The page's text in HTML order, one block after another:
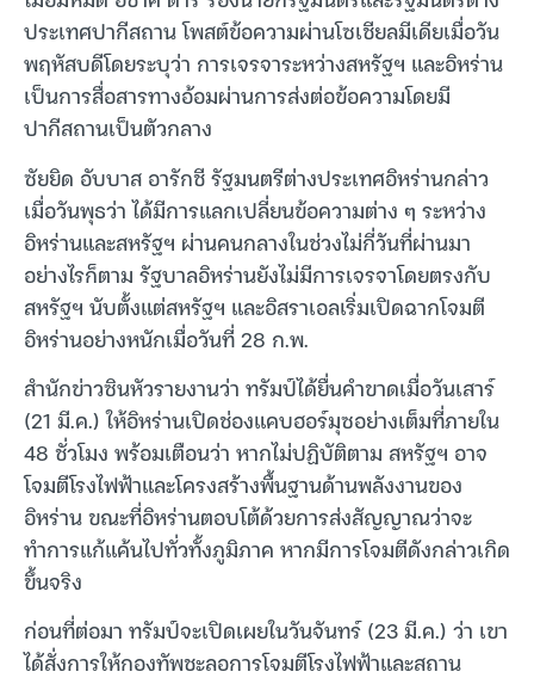
ประเทศปากีสถาน โพสต์ข้อความผ่านโซเชียลมีเดียเมื่อวัน
พฤหัสบดีโดยระบุว่า การเจรจาระหว่างสหรัฐฯ และอิหร่าน
เป็นการสื่อสารทางอ้อมผ่านการส่งต่อข้อความโดยมี
ปากีสถานเป็นตัวกลาง
ซัยยิด อับบาส อารักชี รัฐมนตรีต่างประเทศอิหร่านกล่าว
เมื่อวันพุธว่า ได้มีการแลกเปลี่ยนข้อความต่าง ๆ ระหว่าง
อิหร่านและสหรัฐฯ ผ่านคนกลางในช่วงไม่กี่วันที่ผ่านมา
อย่างไรก็ตาม รัฐบาลอิหร่านยังไม่มีการเจรจาโดยตรงกับ
สหรัฐฯ นับตั้งแต่สหรัฐฯ และอิสราเอลเริ่มเปิดฉากโจมตี
อิหร่านอย่างหนักเมื่อวันที่ 28 ก.พ.
สำนักข่าวซินหัวรายงานว่า ทรัมป์ได้ยื่นคำขาดเมื่อวันเสาร์
(21 มี.ค.) ให้อิหร่านเปิดช่องแคบฮอร์มุซอย่างเต็มที่ภายใน
48 ชั่วโมง พร้อมเตือนว่า หากไม่ปฏิบัติตาม สหรัฐฯ อาจ
โจมตีโรงไฟฟ้าและโครงสร้างพื้นฐานด้านพลังงานของ
อิหร่าน ขณะที่อิหร่านตอบโต้ด้วยการส่งสัญญาณว่าจะ
ทำการแก้แค้นไปทั่วทั้งภูมิภาค หากมีการโจมตีดังกล่าวเกิด
ขึ้นจริง
ก่อนที่ต่อมา ทรัมป์จะเปิดเผยในวันจันทร์ (23 มี.ค.) ว่า เขา
ได้สั่งการให้กองทัพชะลอการโจมตีโรงไฟฟ้าและสถาน